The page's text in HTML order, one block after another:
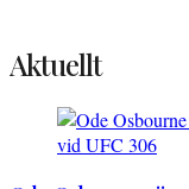
Aktuellt